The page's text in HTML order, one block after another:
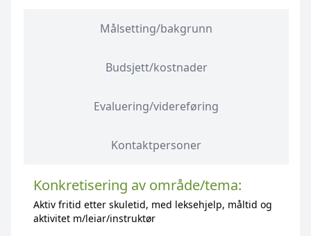
Målsetting/bakgrunn
Budsjett/kostnader
Evaluering/videreføring
Kontaktpersoner
Konkretisering av område/tema:
Aktiv fritid etter skuletid, med leksehjelp, måltid og
aktivitet m/leiar/instruktør